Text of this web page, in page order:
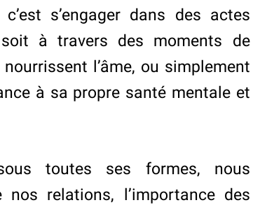
s’engager dans des actes
soit à travers des moments de
l’âme, ou simplement
à sa propre santé mentale et
toutes ses formes, nous
relations, l’importance des